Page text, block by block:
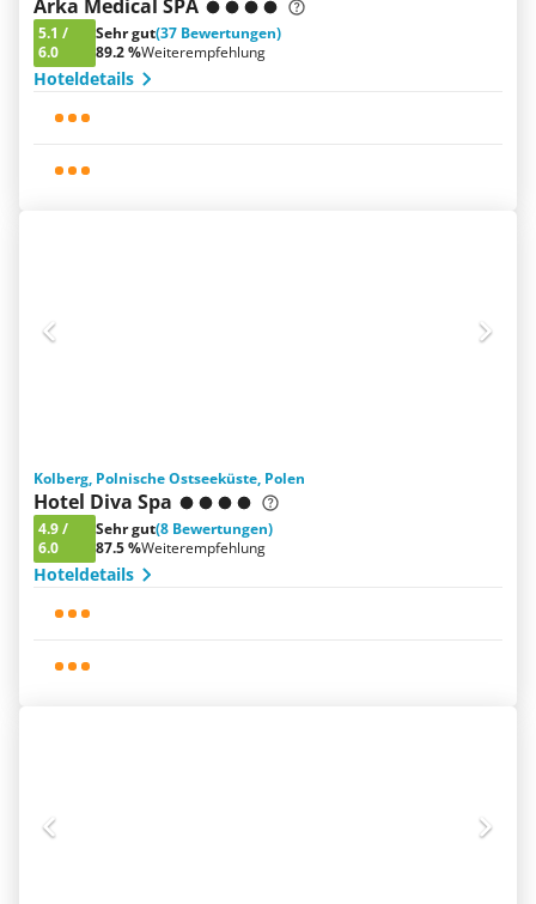
Arka Medical SPA
5.1 /
6.0
Sehr gut(37 Bewertungen)
89.2 %Weiterempfehlung
Hoteldetails
Kolberg, Polnische Ostseeküste, Polen
Hotel Diva Spa
4.9/
6.0
Sehr gut(8 Bewertungen)
87.5 %Weiterempfehlung
Hoteldetails